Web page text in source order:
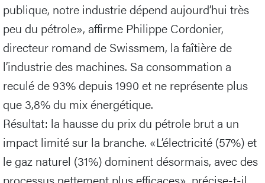
publique, notre industrie dépend aujourd’hui très
peu du pétrole», affirme Philippe Cordonier,
directeur romand de Swissmem, la faîtière de
l’industrie des machines. Sa consommation a
reculé de 93% depuis 1990 et ne représente plus
que 3,8% du mix énergétique.
Résultat: la hausse du prix du pétrole brut a un
impact limité sur la branche. «L’électricité (57%) et
le gaz naturel (31%) dominent désormais, avec des